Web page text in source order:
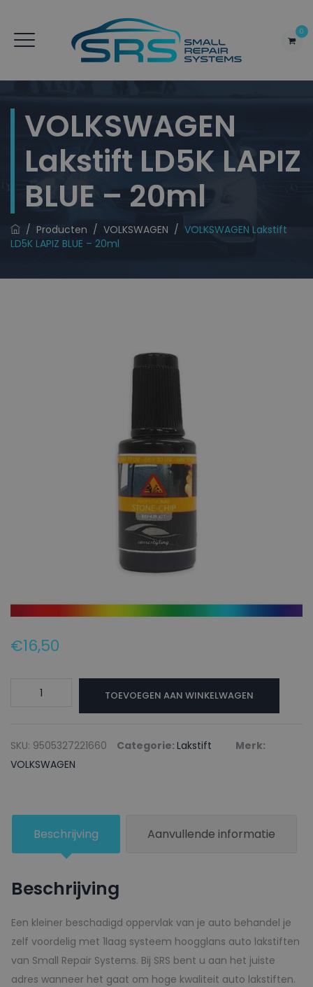
0
VOLKSWAGEN
Lakstift LD5K LAPIZ
BLUE – 20ml
/ Producten / VOLKSWAGEN / VOLKSWAGEN Lakstift
LD5K LAPIZ BLUE – 20ml
€16,50
VOLKSWAGEN
LAPIZ
BLUE
aantal
TOEVOEGEN AAN WINKELWAGEN
SKU: 9505327221660 Categorie: Lakstift
Merk:
VOLKSWAGEN
Beschrijving Aanvullende informatie
Beschrijving
Een kleiner beschadigd oppervlak van je auto behandel je
zelf voordelig met 1laag systeem hoogglans auto lakstiften
van Small Repair Systems. Bij SRS bent u aan het juiste
adres wanneer het gaat om hoge kwaliteit auto lakstiften.